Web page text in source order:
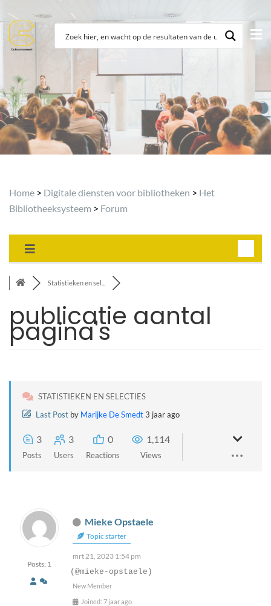
Home > Digitale diensten voor bibliotheken > Het
Bibliotheeksysteem > Forum
Statistieken en sel...
publicatie aantal
pagina's
STATISTIEKEN EN SELECTIES
Last Post by Marijke De Smedt3 jaar ago
3
Posts
3
Users
0
Reactions
1,114
Views
Posts: 1
Mieke Opstaele
Topic starter
mrt 21, 2023 1:54 pm
(@mieke-opstaele)
New Member
Joined: 7 jaar ago